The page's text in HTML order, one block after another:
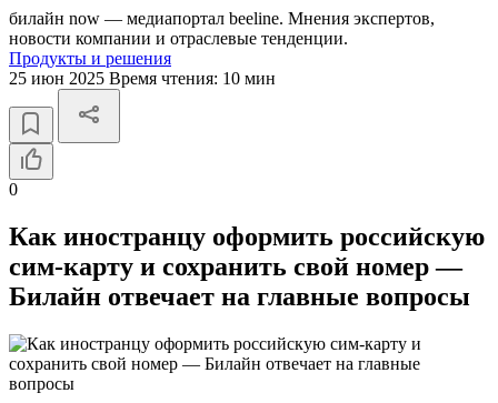
билайн now — медиапортал beeline. Мнения экспертов,
новости компании и отраслевые тенденции.
Продукты и решения
25 июн 2025 Время чтения: 10 мин
0
Как иностранцу оформить российскую
сим-карту и сохранить свой номер —
Билайн отвечает на главные вопросы